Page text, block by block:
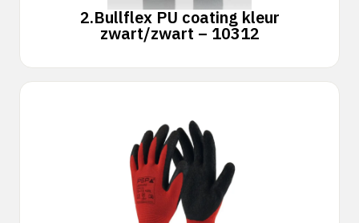
2.Bullflex PU coating kleur
zwart/zwart – 10312